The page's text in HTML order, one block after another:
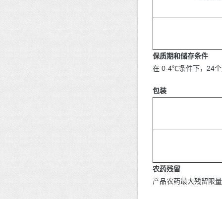
保质期和储存条件
在 0-4℃条件下，24
包装
农药残留
产品农药最大残留限